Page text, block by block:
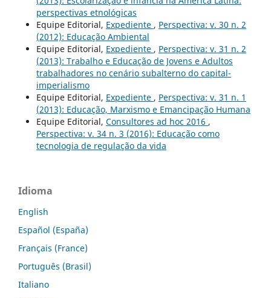
perspectivas etnológicas
Equipe Editorial, Expediente , Perspectiva: v. 30 n. 2
(2012): Educação Ambiental
Equipe Editorial, Expediente , Perspectiva: v. 31 n. 2
(2013): Trabalho e Educação de Jovens e Adultos
trabalhadores no cenário subalterno do capital-
imperialismo
Equipe Editorial, Expediente , Perspectiva: v. 31 n. 1
(2013): Educação, Marxismo e Emancipação Humana
Equipe Editorial, Consultores ad hoc 2016 ,
Perspectiva: v. 34 n. 3 (2016): Educação como
tecnologia de regulação da vida
Idioma
English
Español (España)
Français (France)
Português (Brasil)
Italiano